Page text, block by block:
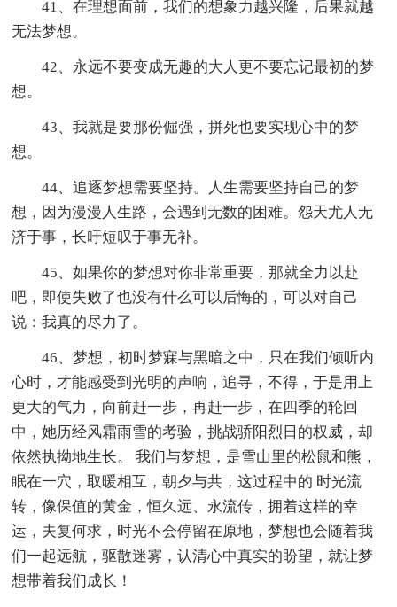
41、在理想面前，我们的想象力越兴隆，后果就越
无法梦想。
42、永远不要变成无趣的大人更不要忘记最初的梦
想。
43、我就是要那份倔强，拼死也要实现心中的梦
想。
44、追逐梦想需要坚持。人生需要坚持自己的梦
想，因为漫漫人生路，会遇到无数的困难。怨天尤人无
济于事，长吁短叹于事无补。
45、如果你的梦想对你非常重要，那就全力以赴
吧，即使失败了也没有什么可以后悔的，可以对自己
说：我真的尽力了。
46、梦想，初时梦寐与黑暗之中，只在我们倾听内
心时，才能感受到光明的声响，追寻，不得，于是用上
更大的气力，向前赶一步，再赶一步，在四季的轮回
中，她历经风霜雨雪的考验，挑战骄阳烈日的权威，却
依然执拗地生长。 我们与梦想，是雪山里的松鼠和熊，
眠在一穴，取暖相互，朝夕与共，这过程中的 时光流
转，像保值的黄金，恒久远、永流传，拥着这样的幸
运，夫复何求，时光不会停留在原地，梦想也会随着我
们一起远航，驱散迷雾，认清心中真实的盼望，就让梦
想带着我们成长！